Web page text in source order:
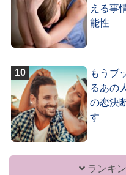
える事
能性
もうブ
るあの
の恋決
す
ランキ